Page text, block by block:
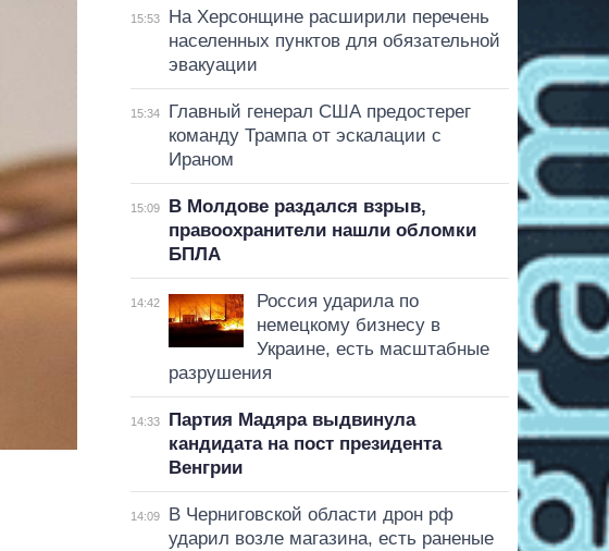
15:53
На Херсонщине расширили перечень
населенных пунктов для обязательной
эвакуации
15:34
Главный генерал США предостерег
команду Трампа от эскалации с
Ираном
15:09
В Молдове раздался взрыв,
правоохранители нашли обломки
БПЛА
14:42
Россия ударила по
немецкому бизнесу в
Украине, есть масштабные
разрушения
14:33
Партия Мадяра выдвинула
кандидата на пост президента
Венгрии
14:09
В Черниговской области дрон рф
ударил возле магазина, есть раненые